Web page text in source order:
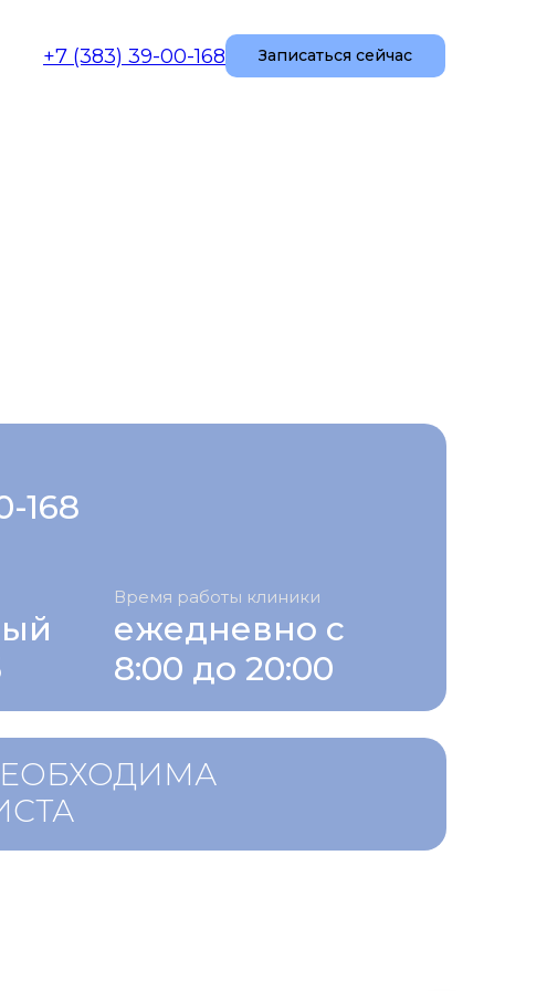
+7 (383) 39-00-168 Записаться сейчас
168
ежедневно с
8:00 до 20:00
Время работы клиники